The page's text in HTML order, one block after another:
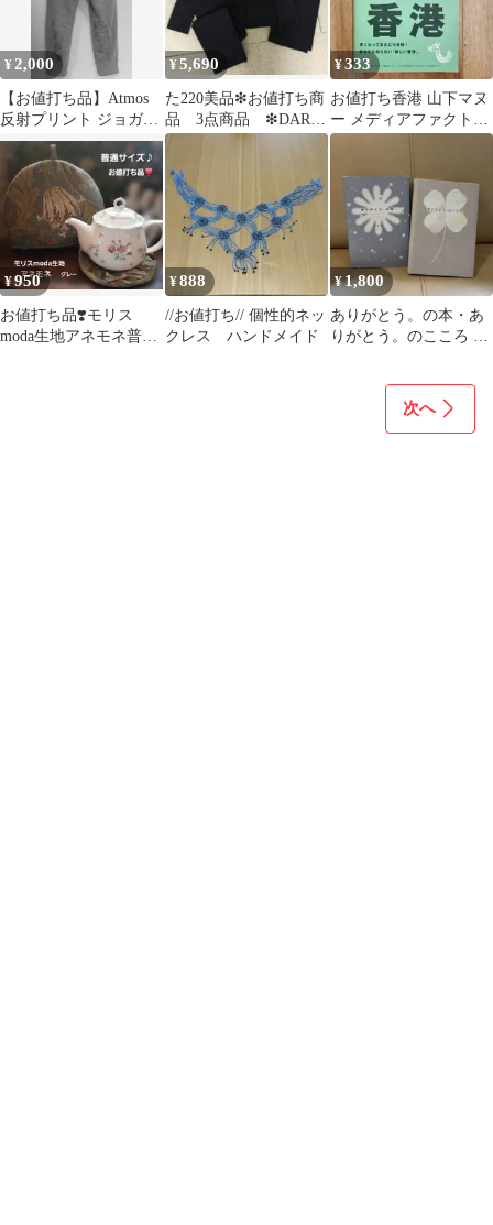
¥ 2,000
【お値打ち品】Atmos
反射プリント ジョガー
パンツ
¥5,690
た220美品❇お値打ち商
品 3点商品 ❇DARJE
スーツ ブラック 11AR
¥333
お値打ち香港 山下マヌ
ー メディアファクトリ
ー
¥950
お値打ち品❣️モリス
moda生地アネモネ普通
¥888
//お値打ち// 個性的ネッ
クレス ハンドメイド
¥1,800
ありがとう。の本・あ
りがとう。のこころ 2
次へ